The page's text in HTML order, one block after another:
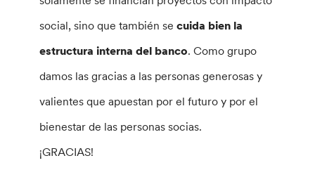
social, sino que también secuida bien la
estructura interna del banco. Como grupo
damos las gracias a las personas generosas y
valientes que apuestan por el futuro y por el
bienestar de las personas socias.
¡GRACIAS!